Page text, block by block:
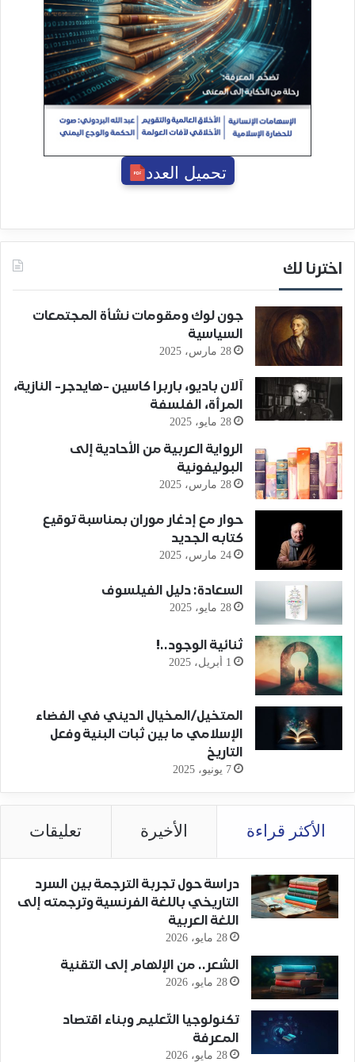
تحميل العدد
اخترنا لك
جون لوك ومقومات نشأة المجتمعات
السياسية
28 مارس، 2025
آلان باديو، باربرا كاسين -هايدجر- النازية،
المرأة، الفلسفة
28 مايو، 2025
الرواية العربية من الأحادية إلى
البوليفونية
28 مارس، 2025
حوار مع إدغار موران بمناسبة توقيع
كتابه الجديد
24 مارس، 2025
السعادة: دليل الفيلسوف
28 مايو، 2025
ثنائية الوجود..!
1 أبريل، 2025
المتخيل/المخيال الديني في الفضاء
الإسلامي ما بين ثبات البنية وفعل
التاريخ
7 يونيو، 2025
الأكثر قراءة الأخيرة تعليقات
دراسة حول تجربة الترجمة بين السرد
التاريخي باللغة الفرنسية وترجمته إلى
اللغة العربية
28 مايو، 2026
الشعر.. من الإلهام إلى التقنية
28 مايو، 2026
تكنولوجيا التّعليم وبناء اقتصاد
المعرفة
28 مايو، 2026